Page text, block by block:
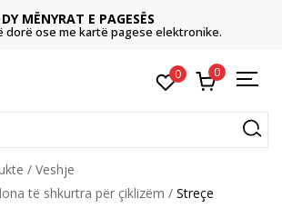
CLICK & COLLECT
kartë online dhe bëni tërheqjen në dyqanin që ju
dëshironi të zgjidhni
0 0
Veshje
të shkurtra për çiklizëm
Streçe